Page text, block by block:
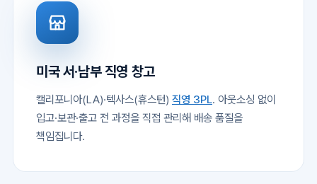
미국 서·남부 직영 창고
캘리포니아(LA)·텍사스(휴스턴) 직영 3PL. 아웃소싱 없이
입고·보관·출고 전 과정을 직접 관리해 배송 품질을
책임집니다.